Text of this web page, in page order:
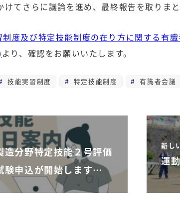
てさらに議論を進め、最終報告を取りまと
制度及び特定技能制度の在り方に関する有
より、確認をお願いいたします。
技能実習制度 特定技能制度 有識者会議
造分野特定技能２号評価
験申込が開始します…
新し
運